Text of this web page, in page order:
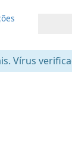
Vírus